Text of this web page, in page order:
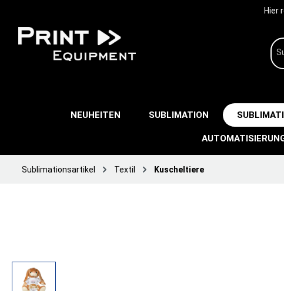
Hier
NEUHEITEN SUBLIMATION
Sublimationsartikel Textil Kuscheltiere